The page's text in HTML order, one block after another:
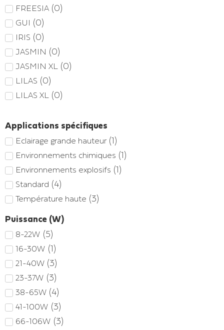
FREESIA (0)
GUI (0)
IRIS (0)
JASMIN (0)
JASMIN XL (0)
LILAS (0)
LILAS XL (0)
Applications spécifiques
Eclairage grande hauteur (1)
Environnements chimiques (1)
Environnements explosifs (1)
Standard (4)
Température haute (3)
Puissance (W)
8-22W (5)
16-30W (1)
21-40W (3)
23-37W (3)
38-65W (4)
41-100W (3)
66-106W (3)